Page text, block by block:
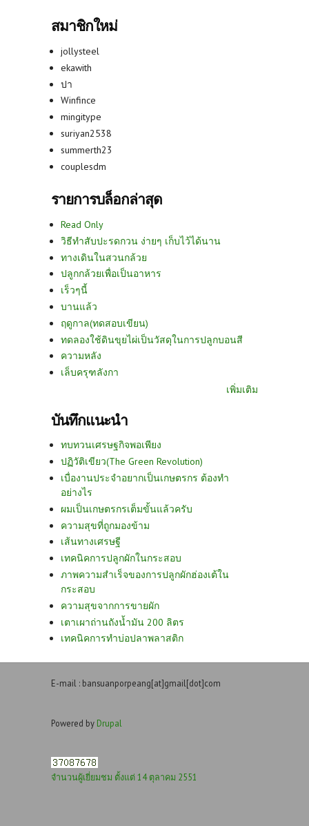
สมาชิกใหม่
jollysteel
ekawith
ปา
Winfince
mingitype
suriyan2538
summerth23
couplesdm
รายการบล็อกล่าสุด
Read Only
วิธีทำสับปะรดกวน ง่ายๆ เก็บไว้ได้นาน
ทางเดินในสวนกล้วย
ปลูกกล้วยเพื่อเป็นอาหาร
เร็วๆนี้
บานแล้ว
ฤดูกาล(ทดสอบเขียน)
ทดลองใช้ดินขุยไผ่เป็นวัสดุในการปลูกบอนสี
ความหลัง
เล็บครุฑลังกา
เพิ่มเติม
บันทึกแนะนำ
ทบทวนเศรษฐกิจพอเพียง
ปฏิวัติเขียว(The Green Revolution)
เบื่องานประจำอยากเป็นเกษตรกร ต้องทำ
อย่างไร
ผมเป็นเกษตรกรเต็มขั้นแล้วครับ
ความสุขที่ถูกมองข้าม
เส้นทางเศรษฐี
เทคนิคการปลูกผักในกระสอบ
ภาพความสำเร็จของการปลูกผักฮ่องเต้ใน
กระสอบ
ความสุขจากการขายผัก
เตาเผาถ่านถังน้ำมัน 200 ลิตร
เทคนิคการทำบ่อปลาพลาสติก
E-mail : bansuanporpeang[at]gmail[dot]com
Powered by Drupal
จำนวนผู้เยี่ยมชม ตั้งแต่ 14 ตุลาคม 2551